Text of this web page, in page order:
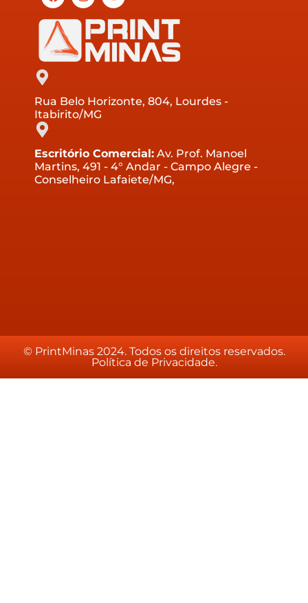
Rua Belo Horizonte, 804, Lourdes -
Itabirito/MG
Escritório Comercial: Av. Prof. Manoel
Martins, 491 - 4° Andar - Campo Alegre -
Conselheiro Lafaiete/MG,
© PrintMinas 2024. Todos os direitos reservados.
Política de Privacidade.